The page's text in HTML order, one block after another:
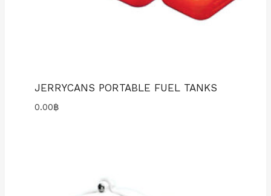
JERRYCANS PORTABLE FUEL TANKS
0.00฿